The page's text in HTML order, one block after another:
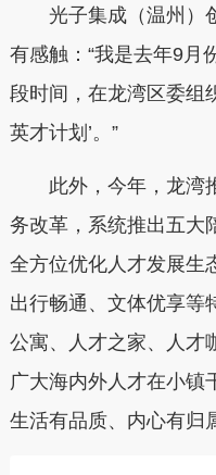
光子集成（温州）
有感触：“我是去年9月
段时间，在龙湾区委组
英才计划’。”
此外，今年，龙湾推
务改革，系统推出五大
全方位优化人才发展生
出行畅通、文体优享等
公寓、人才之家、人才
广大海内外人才在小镇
生活有品质、内心有归